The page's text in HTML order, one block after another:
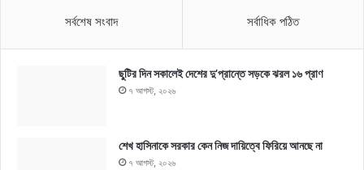
সর্বশেষ সংবাদ সর্বাধিক পঠিত
ছুটির দিন সকালেই দেশের দু’প্রান্তে সড়কে ঝরল ১৬ প্রাণ
৭ আগস্ট, ২০২৬
শেখ হাসিনাকে সরকার কেন নিজ দায়িত্বে ফিরিয়ে আনছে না
৭ আগস্ট, ২০২৬